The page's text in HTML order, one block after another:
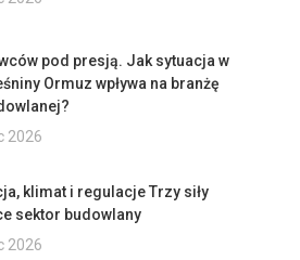
pod presją. Jak sytuacja w
Ormuz wpływa na branżę
2026
klimat i regulacje Trzy siły
sektor budowlany
2026